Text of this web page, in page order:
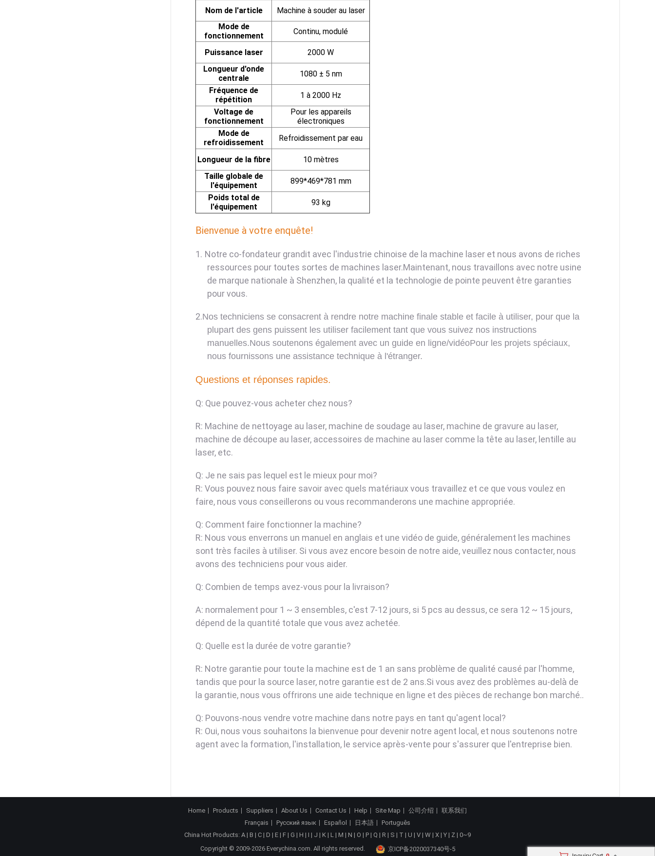
Nom de l'article
Machine à souder au laser
Mode de
fonctionnement
Continu, modulé
Puissance laser
2000 W
Longueur d'onde
centrale
1080 ± 5 nm
Fréquence de
répétition
1 à 2000 Hz
Voltage de
fonctionnement
Pour les appareils
électroniques
Mode de
refroidissement
Refroidissement par eau
Longueur de la fibre
10 mètres
Taille globale de
l'équipement
899*469*781 mm
Poids total de
l'équipement
93 kg
Bienvenue à votre enquête!
1. Notre co-fondateur grandit avec l'industrie chinoise de la machine laser et nous avons de riches
ressources pour toutes sortes de machines laser.Maintenant, nous travaillons avec notre usine
de marque nationale à Shenzhen, la qualité et la technologie de pointe peuvent être garanties
pour vous.
2.Nos techniciens se consacrent à rendre notre machine finale stable et facile à utiliser, pour que la
plupart des gens puissent les utiliser facilement tant que vous suivez nos instructions
manuelles.Nous soutenons également avec un guide en ligne/vidéoPour les projets spéciaux,
nous fournissons une assistance technique à l'étranger.
Questions et réponses rapides.
Q: Que pouvez-vous acheter chez nous?
R: Machine de nettoyage au laser, machine de soudage au laser, machine de gravure au laser,
machine de découpe au laser, accessoires de machine au laser comme la tête au laser, lentille au
laser, etc.
Q: Je ne sais pas lequel est le mieux pour moi?
R: Vous pouvez nous faire savoir avec quels matériaux vous travaillez et ce que vous voulez en
faire, nous vous conseillerons ou vous recommanderons une machine appropriée.
Q: Comment faire fonctionner la machine?
R: Nous vous enverrons un manuel en anglais et une vidéo de guide, généralement les machines
sont très faciles à utiliser. Si vous avez encore besoin de notre aide, veuillez nous contacter, nous
avons des techniciens pour vous aider.
Q: Combien de temps avez-vous pour la livraison?
A: normalement pour 1 ~ 3 ensembles, c'est 7-12 jours, si 5 pcs au dessus, ce sera 12 ~ 15 jours,
dépend de la quantité totale que vous avez achetée.
Q: Quelle est la durée de votre garantie?
R: Notre garantie pour toute la machine est de 1 an sans problème de qualité causé par l'homme,
tandis que pour la source laser, notre garantie est de 2 ans.Si vous avez des problèmes au-delà de
la garantie, nous vous offrirons une aide technique en ligne et des pièces de rechange bon marché..
Q: Pouvons-nous vendre votre machine dans notre pays en tant qu'agent local?
R: Oui, nous vous souhaitons la bienvenue pour devenir notre agent local, et nous soutenons notre
agent avec la formation, l'installation, le service après-vente pour s'assurer que l'entreprise bien.
Home Products Suppliers About Us Contact Us Help Site Map 公司介绍
联系我们
Français
Русский язык Español 日本語
Português
China Hot Products: A | B | C | D | E | F | G | H | I | J | K | L | M | N | O | P | Q | R | S | T | U | V | W | X | Y | Z | 0~9
Copyright © 2009-2026 Everychina.com. All rights reserved.
京ICP备2020037340号-5